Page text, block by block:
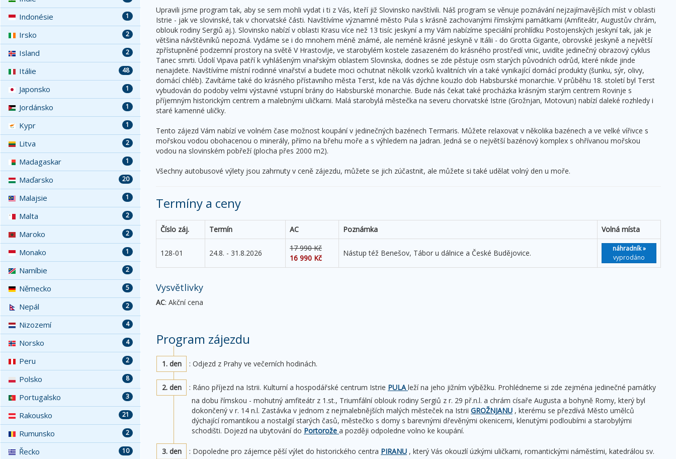
Upravili jsme program tak, aby se sem mohli vydat i ti z Vás, kteří již Slovinsko navštívili. Náš program se věnuje poznávání nejzajímavějších míst v oblasti
Istrie - jak ve slovinské, tak v chorvatské části. Navštívíme významné město Pula s krásně zachovanými římskými památkami (Amfiteátr, Augustův chrám,
oblouk rodiny Sergiů aj.). Slovinsko nabízí v oblasti Krasu více než 13 tisíc jeskyní a my Vám nabízíme speciální prohlídku Postojenských jeskyní tak, jak je
většina návštěvníků nepozná. Vydáme se i do mnohem méně známé, ale neméně krásné jeskyně v Itálii - do Grotta Gigante, obrovské jeskyně a největší
zpřístupněné podzemní prostory na světě V Hrastovlje, ve starobylém kostele zasazeném do krásného prostředí vinic, uvidíte jedinečný obrazový cyklus
Tanec smrti. Údolí Vipava patří k vyhlášeným vinařským oblastem Slovinska, dodnes se zde pěstuje osm starých původních odrůd, které nikde jinde
nenajdete. Navštívíme místní rodinné vinařství a budete moci ochutnat několik vzorků kvalitních vín a také vynikající domácí produkty (šunku, sýr, olivy,
domácí chléb). Zavítáme také do krásného přístavního města Terst, kde na Vás dýchne kouzlo dob Habsburské monarchie. V průběhu 18. století byl Terst
vybudován do podoby velmi výstavné vstupní brány do Habsburské monarchie. Bude nás čekat také procházka krásným starým centrem Rovinje s
příjemným historickým centrem a malebnými uličkami. Malá starobylá městečka na severu chorvatské Istrie (Grožnjan, Motovun) nabízí daleké rozhledy i
staré kamenné uličky.
Tento zájezd Vám nabízí ve volném čase možnost koupání v jedinečných bazénech Termaris. Můžete relaxovat v několika bazénech a ve velké vířivce s
mořskou vodou obohacenou o minerály, přímo na břehu moře a s výhledem na Jadran. Jedná se o největší bazénový komplex s ohřívanou mořskou
vodou na slovinském pobřeží (plocha přes 2000 m2).
Všechny autobusové výlety jsou zahrnuty v ceně zájezdu, můžete se jich zúčastnit, ale můžete si také udělat volný den u moře.
Termíny a ceny
Číslo záj. Termín AC Poznámka Volná místa
128-01 24.8. - 31.8.2026
17 990 Kč
16 990 Kč
Nástup též Benešov, Tábor u dálnice a České Budějovice.
náhradník »
vyprodáno
Vysvětlivky
AC: Akční cena
Program zájezdu
1. den : Odjezd z Prahy ve večerních hodinách.
2. den : Ráno příjezd na Istrii. Kulturní a hospodářské centrum Istrie PULAleží na jeho jižním výběžku. Prohlédneme si zde zejména jedinečné památky
na dobu římskou - mohutný amfiteátr z 1.st., Triumfální oblouk rodiny Sergiů z r. 29 př.n.l. a chrám císaře Augusta a bohyně Romy, který byl
dokončený v r. 14 n.l. Zastávka v jednom z nejmalebnějších malých městeček na Istrii GROŽNJANU , kterému se přezdívá Město umělců
dýchající romantikou a nostalgií starých časů, městečko s domy s barevnými dřevěnými okenicemi, klenutými podloubími a starobylými
schodišti. Dojezd na ubytování do Portorože a později odpoledne volno ke koupání.
3. den : Dopoledne pro zájemce pěší výlet do historického centra PIRANU , který Vás okouzlí úzkými uličkami, romantickými náměstími, katedrálou sv.
1
Indonésie
2
Irsko
2
Island
48
Itálie
1
Japonsko
1
Jordánsko
1
Kypr
2
Litva
1
Madagaskar
20
Maďarsko
1
Malajsie
2
Malta
2
Maroko
1
Monako
2
Namíbie
5
Německo
2
Nepál
4
Nizozemí
4
Norsko
2
Peru
8
Polsko
3
Portugalsko
21
Rakousko
2
Rumunsko
10
Řecko